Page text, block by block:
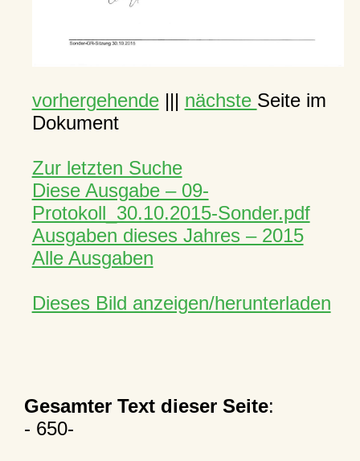
vorhergehende||| nächste Seite im
Dokument
Zur letzten Suche
Diese Ausgabe – 09-
Protokoll_30.10.2015-Sonder.pdf
Ausgaben dieses Jahres – 2015
Alle Ausgaben
Dieses Bild anzeigen/herunterladen
Gesamter Text dieser Seite:
- 650-